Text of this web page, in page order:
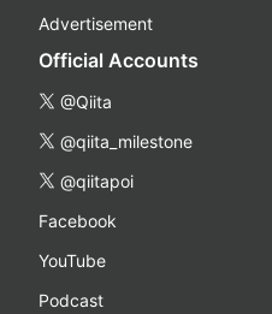
Advertisement
Official Accounts
@Qiita
@qiita_milestone
@qiitapoi
Facebook
YouTube
Podcast